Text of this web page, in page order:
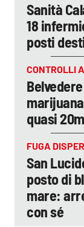
Sanità
18
posti
CONTROLLI
quasi
FUGA
San
posto di
mare:
con sé